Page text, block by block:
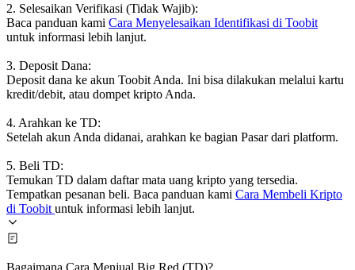
2. Selesaikan Verifikasi (Tidak Wajib):
Baca panduan kami Cara Menyelesaikan Identifikasi di Toobit
untuk informasi lebih lanjut.
3. Deposit Dana:
Deposit dana ke akun Toobit Anda. Ini bisa dilakukan melalui kartu
kredit/debit, atau dompet kripto Anda.
4. Arahkan ke TD:
Setelah akun Anda didanai, arahkan ke bagian Pasar dari platform.
5. Beli TD:
Temukan TD dalam daftar mata uang kripto yang tersedia.
Tempatkan pesanan beli. Baca panduan kami Cara Membeli Kripto
di Toobit untuk informasi lebih lanjut.
Bagaimana Cara Menjual Big Red (TD)?